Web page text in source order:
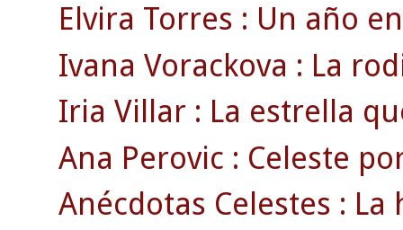
Elvira Torres : Un año
Ivana Vorackova : La
Iria Villar : La estrella
Ana Perovic : Celeste
Anécdotas Celestes :